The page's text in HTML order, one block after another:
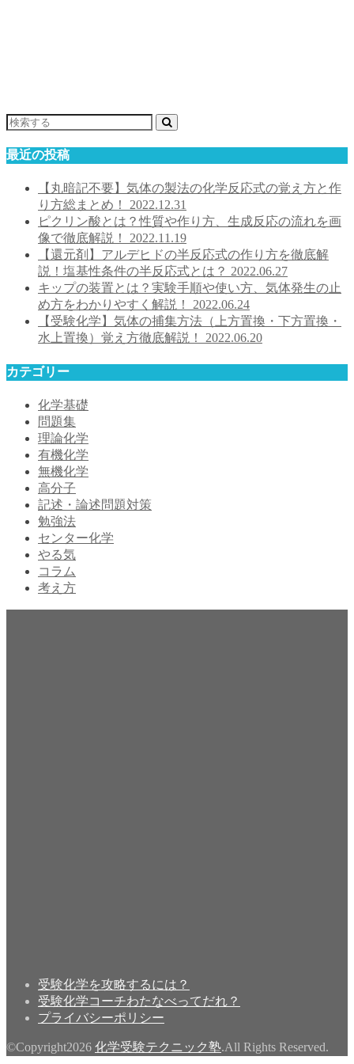
最近の投稿
【丸暗記不要】気体の製法の化学反応式の覚え方と作
り方総まとめ！ 2022.12.31
ピクリン酸とは？性質や作り方、生成反応の流れを画
像で徹底解説！ 2022.11.19
【還元剤】アルデヒドの半反応式の作り方を徹底解
説！塩基性条件の半反応式とは？ 2022.06.27
キップの装置とは？実験手順や使い方、気体発生の止
め方をわかりやすく解説！ 2022.06.24
【受験化学】気体の捕集方法（上方置換・下方置換・
水上置換）覚え方徹底解説！ 2022.06.20
カテゴリー
化学基礎
問題集
理論化学
有機化学
無機化学
高分子
記述・論述問題対策
勉強法
センター化学
やる気
コラム
考え方
受験化学を攻略するには？
受験化学コーチわたなべってだれ？
プライバシーポリシー
©Copyright2026 化学受験テクニック塾.All Rights Reserved.